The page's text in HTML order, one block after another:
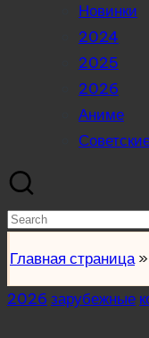
Новинки
2024
2025
2026
Аниме
Search
Главная страница»
Posted
2026 зарубежные